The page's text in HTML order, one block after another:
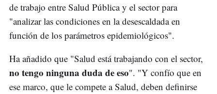
de trabajo entre Salud Pública y el sector para
"analizar las condiciones en la desescaldada en
función de los parámetros epidemiológicos".
Ha añadido que "Salud está trabajando con el sector,
no tengo ninguna duda de eso". "Y confío que en
ese marco, que le compete a Salud, deben definirse